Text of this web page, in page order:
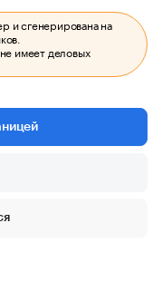
и сгенерирована на
имеет деловых